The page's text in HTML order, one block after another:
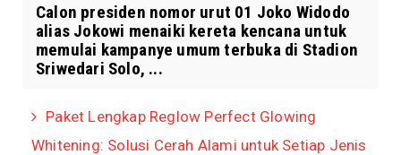
Calon presiden nomor urut 01 Joko Widodo
alias Jokowi menaiki kereta kencana untuk
memulai kampanye umum terbuka di Stadion
Sriwedari Solo, ...
Paket Lengkap Reglow Perfect Glowing
Whitening: Solusi Cerah Alami untuk Setiap Jenis